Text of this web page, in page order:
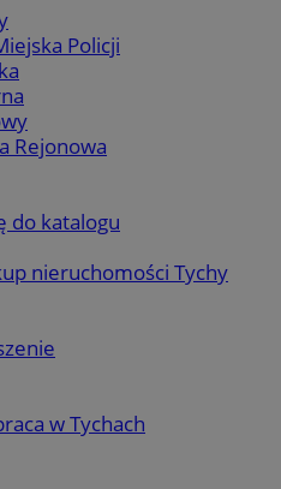
Policji
Rejonowa
do katalogu
nieruchomości Tychy
w Tychach